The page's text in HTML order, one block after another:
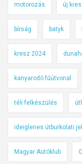
motorozás új
bírság batyk
kresz 2024
kanyarodó fűútvonal
téli felkészülés
ideiglenes útburkolati jel
Magyar Autóklub